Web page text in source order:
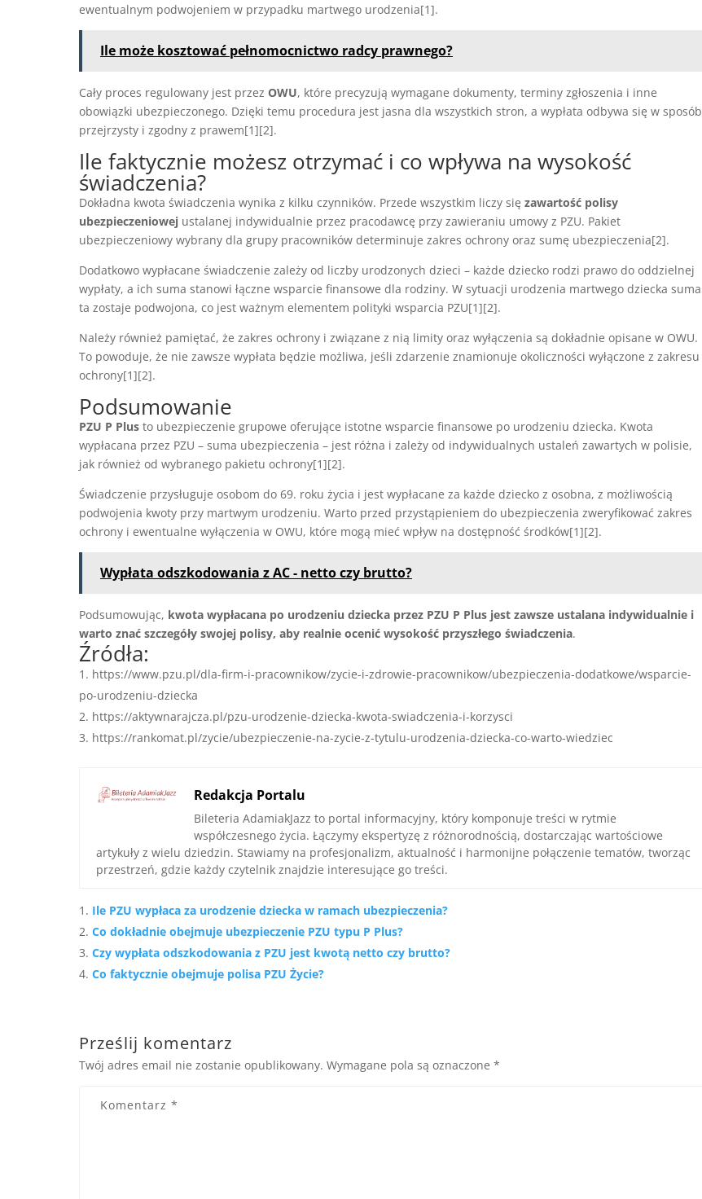
ewentualnym podwojeniem w przypadku martwego urodzenia[1].
Ile może kosztować pełnomocnictwo radcy prawnego?
Cały proces regulowany jest przez OWU, które precyzują wymagane dokumenty, terminy zgłoszenia i inne
obowiązki ubezpieczonego. Dzięki temu procedura jest jasna dla wszystkich stron, a wypłata odbywa się w sposób
przejrzysty i zgodny z prawem[1][2].
Ile faktycznie możesz otrzymać i co wpływa na wysokość
świadczenia?
Dokładna kwota świadczenia wynika z kilku czynników. Przede wszystkim liczy się zawartość polisy
ubezpieczeniowej ustalanej indywidualnie przez pracodawcę przy zawieraniu umowy z PZU. Pakiet
ubezpieczeniowy wybrany dla grupy pracowników determinuje zakres ochrony oraz sumę ubezpieczenia[2].
Dodatkowo wypłacane świadczenie zależy od liczby urodzonych dzieci – każde dziecko rodzi prawo do oddzielnej
wypłaty, a ich suma stanowi łączne wsparcie finansowe dla rodziny. W sytuacji urodzenia martwego dziecka suma
ta zostaje podwojona, co jest ważnym elementem polityki wsparcia PZU[1][2].
Należy również pamiętać, że zakres ochrony i związane z nią limity oraz wyłączenia są dokładnie opisane w OWU.
To powoduje, że nie zawsze wypłata będzie możliwa, jeśli zdarzenie znamionuje okoliczności wyłączone z zakresu
ochrony[1][2].
Podsumowanie
PZU P Plus to ubezpieczenie grupowe oferujące istotne wsparcie finansowe po urodzeniu dziecka. Kwota
wypłacana przez PZU – suma ubezpieczenia – jest różna i zależy od indywidualnych ustaleń zawartych w polisie,
jak również od wybranego pakietu ochrony[1][2].
Świadczenie przysługuje osobom do 69. roku życia i jest wypłacane za każde dziecko z osobna, z możliwością
podwojenia kwoty przy martwym urodzeniu. Warto przed przystąpieniem do ubezpieczenia zweryfikować zakres
ochrony i ewentualne wyłączenia w OWU, które mogą mieć wpływ na dostępność środków[1][2].
Wypłata odszkodowania z AC - netto czy brutto?
Podsumowując, kwota wypłacana po urodzeniu dziecka przez PZU P Plus jest zawsze ustalana indywidualnie i
warto znać szczegóły swojej polisy, aby realnie ocenić wysokość przyszłego świadczenia.
Źródła:
https://www.pzu.pl/dla-firm-i-pracownikow/zycie-i-zdrowie-pracownikow/ubezpieczenia-dodatkowe/wsparcie-
po-urodzeniu-dziecka
https://aktywnarajcza.pl/pzu-urodzenie-dziecka-kwota-swiadczenia-i-korzysci
https://rankomat.pl/zycie/ubezpieczenie-na-zycie-z-tytulu-urodzenia-dziecka-co-warto-wiedziec
Redakcja Portalu
Bileteria AdamiakJazz to portal informacyjny, który komponuje treści w rytmie
współczesnego życia. Łączymy ekspertyzę z różnorodnością, dostarczając wartościowe
artykuły z wielu dziedzin. Stawiamy na profesjonalizm, aktualność i harmonijne połączenie tematów, tworząc
przestrzeń, gdzie każdy czytelnik znajdzie interesujące go treści.
Ile PZU wypłaca za urodzenie dziecka w ramach ubezpieczenia?
Co dokładnie obejmuje ubezpieczenie PZU typu P Plus?
Czy wypłata odszkodowania z PZU jest kwotą netto czy brutto?
Co faktycznie obejmuje polisa PZU Życie?
Prześlij komentarz
Twój adres email nie zostanie opublikowany. Wymagane pola są oznaczone *